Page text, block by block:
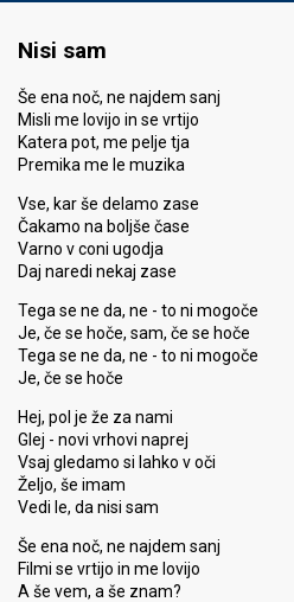
Nisi sam
Še ena noč, ne najdem sanj
Misli me lovijo in se vrtijo
Katera pot, me pelje tja
Premika me le muzika
Vse, kar še delamo zase
Čakamo na boljše čase
Varno v coni ugodja
Daj naredi nekaj zase
Tega se ne da, ne - to ni mogoče
Je, če se hoče, sam, če se hoče
Tega se ne da, ne - to ni mogoče
Je, če se hoče
Hej, pol je že za nami
Glej - novi vrhovi naprej
Vsaj gledamo si lahko v oči
Željo, še imam
Vedi le, da nisi sam
Še ena noč, ne najdem sanj
Filmi se vrtijo in me lovijo
A še vem, a še znam?